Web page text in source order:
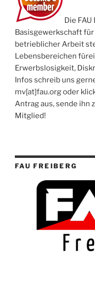
Die
Basisgewerkschaft für
betrieblicher Arbeit
Lebensbereichen
Erwerbslosigkeit,
Infos schreib uns
mv[at]fau.org oder
Antrag aus, sende ihn
Mitglied!
FAU FREIBERG